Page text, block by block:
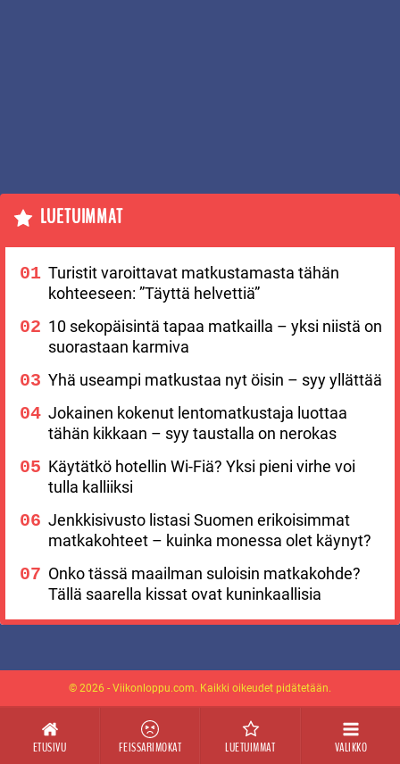
ETUSIVU FEISSARIMOKAT LUETUIMMAT VALIKKO
LUETUIMMAT
Turistit varoittavat matkustamasta tähän
kohteeseen: ”Täyttä helvettiä”
10 sekopäisintä tapaa matkailla – yksi niistä on
suorastaan karmiva
Yhä useampi matkustaa nyt öisin – syy yllättää
Jokainen kokenut lentomatkustaja luottaa
tähän kikkaan – syy taustalla on nerokas
Käytätkö hotellin Wi-Fiä? Yksi pieni virhe voi
tulla kalliiksi
Jenkkisivusto listasi Suomen erikoisimmat
matkakohteet – kuinka monessa olet käynyt?
Onko tässä maailman suloisin matkakohde?
Tällä saarella kissat ovat kuninkaallisia
© 2026 - Viikonloppu.com. Kaikki oikeudet pidätetään.